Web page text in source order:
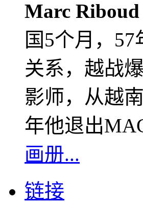
Marc
国5个月，
关系，越战
影师，从越
年他退出
画册...
链接